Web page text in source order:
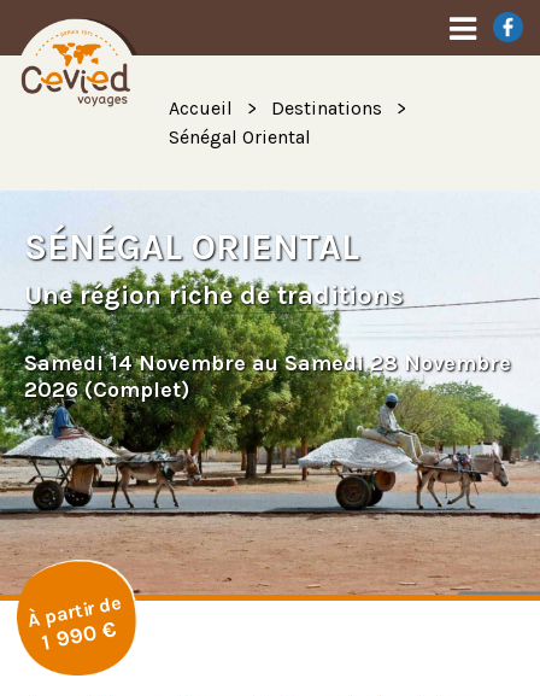
Accueil
Destinations
Sénégal Oriental
SÉNÉGAL ORIENTAL
Une région riche de traditions
Samedi 14 Novembre au Samedi 28 Novembre
2026 (Complet)
À partir de
1 990 €